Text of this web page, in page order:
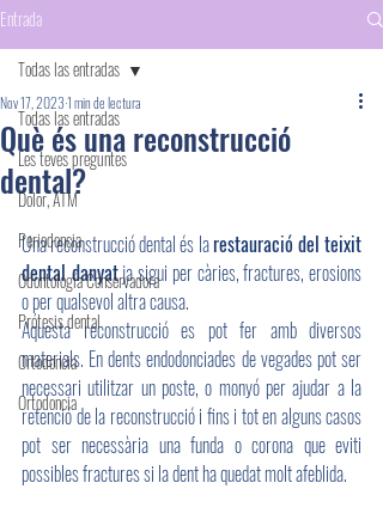
Entrada
Todas las entradas
Les teves preguntes
Dolor, ATM
Periodoncia
Odontología Conservadora
Prótesis dental
Ortodoncia
Ortodoncia
Todas las entradas
Què és una reconstrucció
dental?
Nov 17, 20231 min de lectura
Una reconstrucció dental és la restauració del teixit
dental danyat ja sigui per càries, fractures, erosions
o per qualsevol altra causa.
Aquesta reconstrucció es pot fer amb diversos
materials. En dents endodonciades de vegades pot ser
necessari utilitzar un poste, o monyó per ajudar a la
retenció de la reconstrucció i fins i tot en alguns casos
pot ser necessària una funda o corona que eviti
possibles fractures si la dent ha quedat molt afeblida.